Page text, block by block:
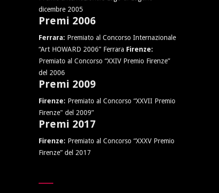
dicembre 2005
Premi 2006
Ferrara: Premiato al Concorso Internazionale
“Art HOWARD 2006” Ferrara Firenze:
Premiato al Concorso “XXIV Premio Firenze”
del 2006
Premi 2009
Firenze: Premiato al Concorso “XXVII Premio
Firenze" del 2009”
Premi 2017
Firenze: Premiato al Concorso “XXXV Premio
Firenze” del 2017